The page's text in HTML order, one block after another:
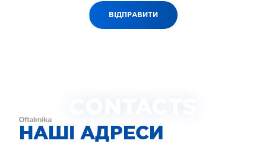
ВІДПРАВИТИ
НАШІ АДРЕСИ